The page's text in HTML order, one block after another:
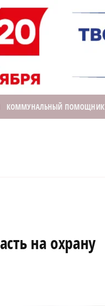
КОММУНАЛЬНЫЙ ПОМОЩНИК
на охрану